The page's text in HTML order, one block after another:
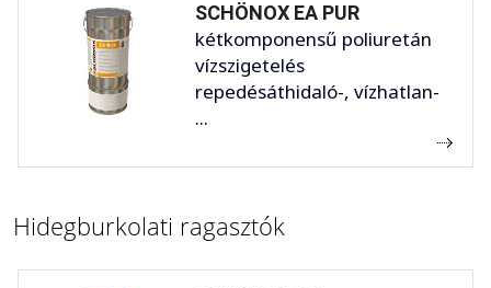
SCHÖNOX EA PUR
kétkomponensű poliuretán
vízszigetelés
repedésáthidaló-, vízhatlan-
...
Hidegburkolati ragasztók